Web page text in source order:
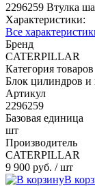
2296259 Втулка
Характеристики:
Все
Бренд
CATERPILLAR
Категория товаров
Блок цилиндров и
Артикул
2296259
Базовая единица
шт
Производитель
CATERPILLAR
9 900 руб. / шт
В